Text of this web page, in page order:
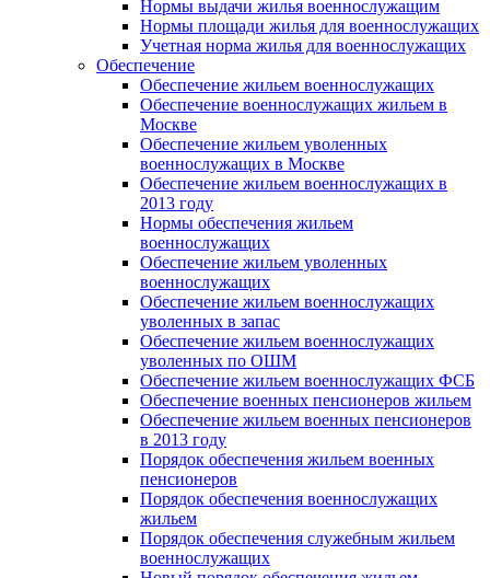
Нормы выдачи жилья военнослужащим
Нормы площади жилья для военнослужащих
Учетная норма жилья для военнослужащих
Обеспечение
Обеспечение жильем военнослужащих
Обеспечение военнослужащих жильем в
Москве
Обеспечение жильем уволенных
военнослужащих в Москве
Обеспечение жильем военнослужащих в
2013 году
Нормы обеспечения жильем
военнослужащих
Обеспечение жильем уволенных
военнослужащих
Обеспечение жильем военнослужащих
уволенных в запас
Обеспечение жильем военнослужащих
уволенных по ОШМ
Обеспечение жильем военнослужащих ФСБ
Обеспечение военных пенсионеров жильем
Обеспечение жильем военных пенсионеров
в 2013 году
Порядок обеспечения жильем военных
пенсионеров
Порядок обеспечения военнослужащих
жильем
Порядок обеспечения служебным жильем
военнослужащих